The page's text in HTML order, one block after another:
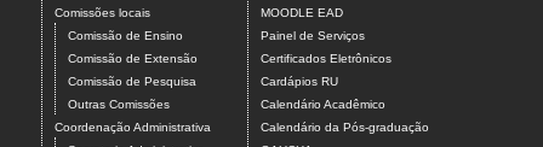
Comissões locais
Comissão de Ensino
Comissão de Extensão
Comissão de Pesquisa
Outras Comissões
Coordenação Administrativa
MOODLE EAD
Painel de Serviços
Certificados Eletrônicos
Cardápios RU
Calendário Acadêmico
Calendário da Pós-graduação